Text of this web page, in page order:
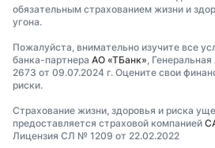
обязательным страхованием жизни и
угона.
Пожалуйста, внимательно изучите все
банка-партнера АО «ТБанк» ,
2673 от 09.07.2024 г. Оцените свои
риски.
Страхование жизни, здоровья и риска
предоставляется страховой компанией
Лицензия СЛ № 1209 от 22.02.2022